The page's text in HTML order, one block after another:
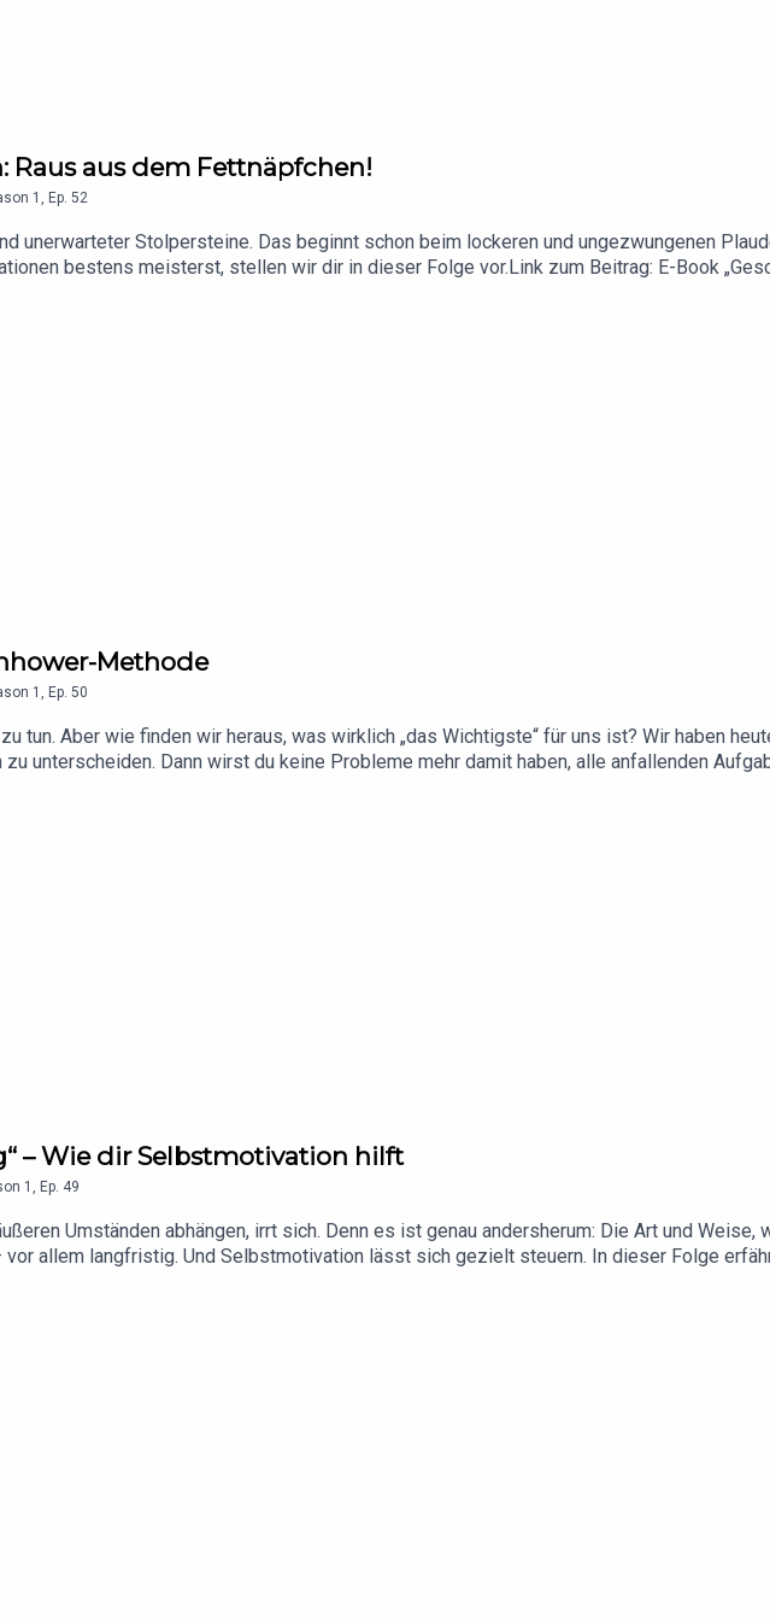
Raus aus dem Fettnäpfchen!
1 Ep. 52
unerwarteter Stolpersteine. Das beginnt schon beim lockeren und ungezwungenen
bestens meisterst, stellen wir dir in dieser Folge vor.Link zum Beitrag: E-Book
verpassen möchte: https://www.instagram.com/karriereboost/ https://www.linkedin.com/
Infos zum Podcast unter https://karriereboost.de/
Methode
1 Ep. 50
tun. Aber wie finden wir heraus, was wirklich „das Wichtigste“ für uns ist? Wir haben
unterscheiden. Dann wirst du keine Probleme mehr damit haben, alle anfallenden
Buch „Effektiver arbeiten“: https://shop.haufe.de/prod/effektiver-arbeitenWer keine Folge
https://www.linkedin.com/showcase/karriere-boost https://www.facebook.com/
– Wie dir Selbstmotivation hilft
1 Ep. 49
Umständen abhängen, irrt sich. Denn es ist genau andersherum: Die Art und Weise,
allem langfristig. Und Selbstmotivation lässt sich gezielt steuern. In dieser Folge
einem gleichbleibend hohen Niveau hältst.Links zum Beitrag: Buch „Dauerhafte
von Reinhold Stritzelberger: https://www.dauerhafte-
Infos zum Podcast unter https://karriereboost.de/